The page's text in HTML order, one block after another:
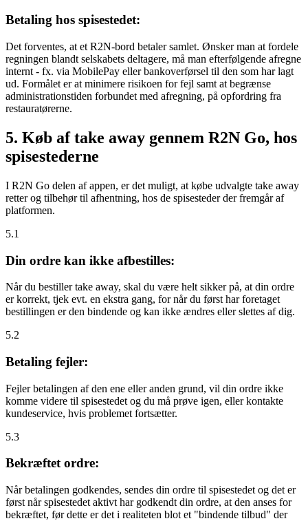
Betaling hos spisestedet:
Det forventes, at et R2N-bord betaler samlet. Ønsker man at fordele
regningen blandt selskabets deltagere, må man efterfølgende afregne
internt - fx. via MobilePay eller bankoverførsel til den som har lagt
ud. Formålet er at minimere risikoen for fejl samt at begrænse
administrationstiden forbundet med afregning, på opfordring fra
restauratørerne.
5. Køb af take away gennem R2N Go, hos
spisestederne
I R2N Go delen af appen, er det muligt, at købe udvalgte take away
retter og tilbehør til afhentning, hos de spisesteder der fremgår af
platformen.
5.1
Din ordre kan ikke afbestilles:
Når du bestiller take away, skal du være helt sikker på, at din ordre
er korrekt, tjek evt. en ekstra gang, for når du først har foretaget
bestillingen er den bindende og kan ikke ændres eller slettes af dig.
5.2
Betaling fejler:
Fejler betalingen af den ene eller anden grund, vil din ordre ikke
komme videre til spisestedet og du må prøve igen, eller kontakte
kundeservice, hvis problemet fortsætter.
5.3
Bekræftet ordre:
Når betalingen godkendes, sendes din ordre til spisestedet og det er
først når spisestedet aktivt har godkendt din ordre, at den anses for
bekræftet, før dette er det i realiteten blot et "bindende tilbud" der